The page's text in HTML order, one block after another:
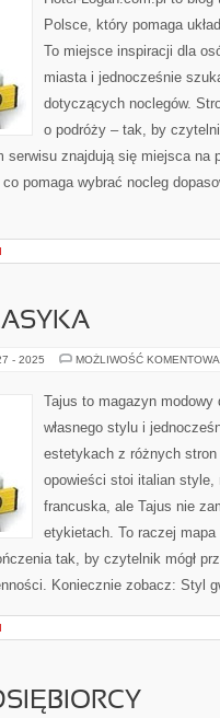
Polsce, który pomaga
To miejsce inspiracji dla
miasta i jednocześnie
dotyczących noclegów.
o podróży – tak, by
serwisu znajdują się miejsca na
pomaga wybrać nocleg
- 2025 MOŻLIWOŚĆ
Tajus to magazyn
własnego stylu i
estetykach z różnych
opowieści stoi italian style,
francuska, ale Tajus nie
etykietach. To raczej
tak, by czytelnik mógł
Koniecznie zobacz: Styl